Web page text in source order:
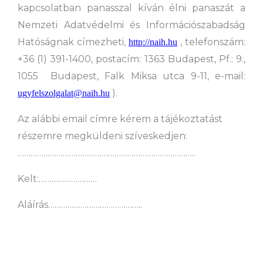
kapcsolatban panasszal kíván élni panaszát a
Nemzeti Adatvédelmi és Információszabadság
Hatóságnak címezheti, http://naih.hu , telefonszám:
+36 (1) 391-1400, postacím: 1363 Budapest, Pf.: 9.,
1055 Budapest, Falk Miksa utca 9-11, e-mail:
ugyfelszolgalat@naih.hu ).
Az alábbi email címre kérem a tájékoztatást
részemre megküldeni szíveskedjen:
………………………………………………………………………..
Kelt:………………………
Aláírás……………………………………..